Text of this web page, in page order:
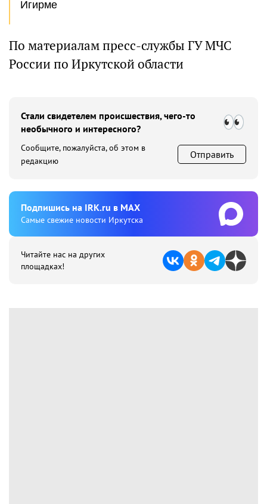
Игирме
По материалам пресс-службы ГУ МЧС
России по Иркутской области
Стали свидетелем происшествия, чего-то
необычного и интересного?
Сообщите, пожалуйста, об этом в
редакцию
Отправить
Подпишиcь на IRK.ru в MAX
Cамые свежие новости Иркутска
Читайте нас на других
площадках!